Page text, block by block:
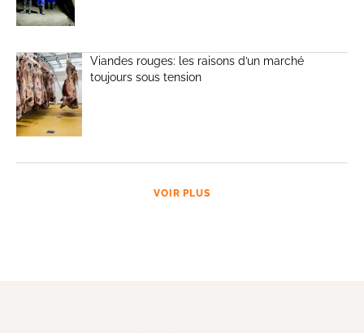
Viandes rouges: les raisons d’un marché
toujours sous tension
VOIR PLUS